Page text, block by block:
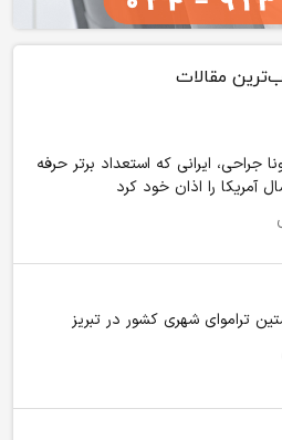
مقالات
جراحی، ایرانی که استعداد برتر حرفه
آمریکا را اذان خود کرد
تراموای شهری کشور در تبریز